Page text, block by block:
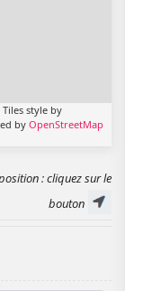
style by
by OpenStreetMap
: cliquez sur le
bouton